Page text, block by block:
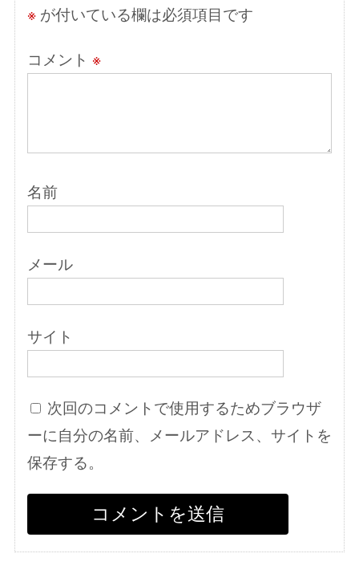
※が付いている欄は必須項目です
コメント ※
名前
メール
サイト
次回のコメントで使用するためブラウザ
ーに自分の名前、メールアドレス、サイトを
保存する。